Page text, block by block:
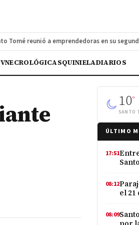
reunió a emprendedoras en su segundo
NECROLÓGICASQUINIELADIARIOS
10°
SANTO
ÚLTIMO
17:51
08:12
el 21
08:09